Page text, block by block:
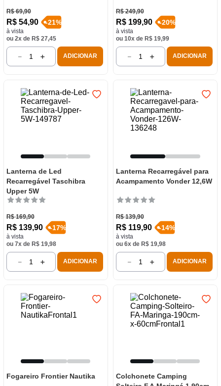
R$ 69,90
R$ 54,90
à vista
-21%
ou 2x de R$ 27,45
＋
－ ADICIONAR
R$ 249,90
R$ 199,90
à vista
-20%
ou 10x de R$ 19,99
＋
－ ADICIONAR
Lanterna de Led
Recarregável Taschibra
Upper 5W
R$ 169,90
R$ 139,90
à vista
-17%
ou 7x de R$ 19,98
＋
－ ADICIONAR
Lanterna Recarregável para
Acampamento Vonder 12,6W
R$ 139,90
R$ 119,90
à vista
-14%
ou 6x de R$ 19,98
＋
－ ADICIONAR
Fogareiro Frontier Nautika
Colchonete Camping